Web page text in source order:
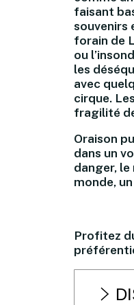
faisant
souvenirs
forain de
ou
les
avec
cirque.
fragilité
Oraison
dans un
danger, le
monde,
Profitez